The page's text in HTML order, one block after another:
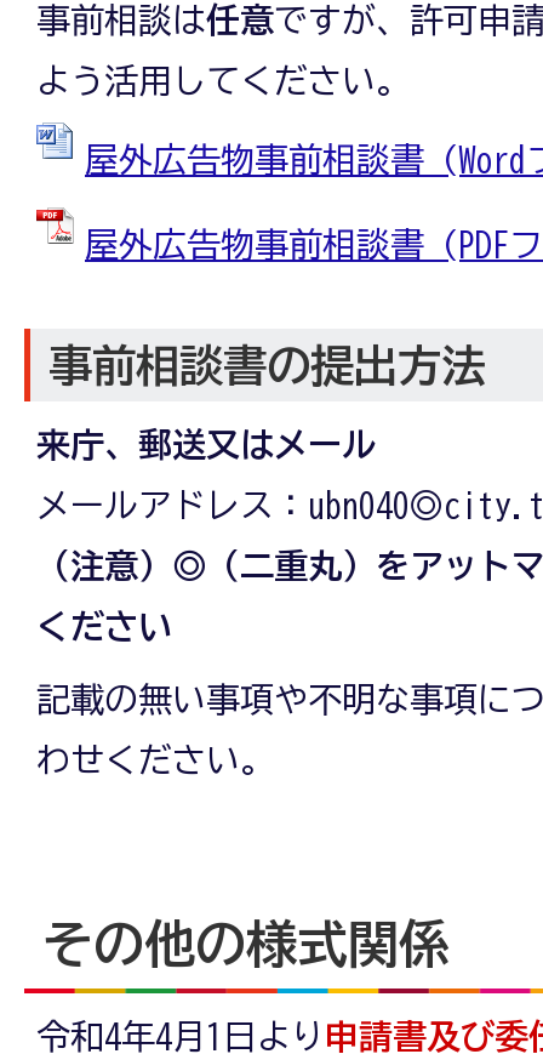
事前相談は任意ですが、許可申
よう活用してください。
屋外広告物事前相談書
屋外広告物事前相談書 (PDF
事前相談書の提出方法
来庁、郵送又はメール
メールアドレス：
（注意）◎（二重丸）をアット
ください
記載の無い事項や不明な事項に
わせください。
その他の様式関係
令和4年4月1日より 申請書及び委